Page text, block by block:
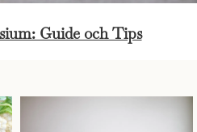
Guide och Tips